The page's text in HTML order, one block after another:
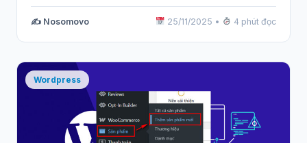
✍️ Nosomovo 25/11/2025 • 4 phút đọc
Wordpress